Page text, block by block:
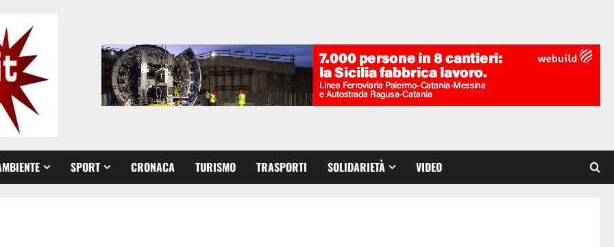
SPORT CRONACA TURISMO TRASPORTI SOLIDARIETÀ VIDEO